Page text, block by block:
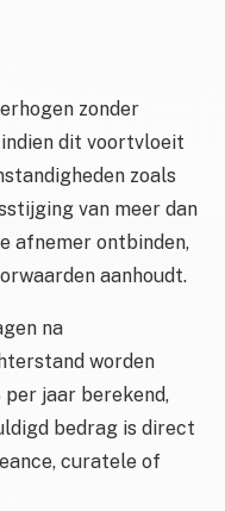
zonder
dit voortvloeit
zoals
van meer dan
afnemer ontbinden,
aanhoudt.
na
worden
jaar berekend,
bedrag is direct
curatele of